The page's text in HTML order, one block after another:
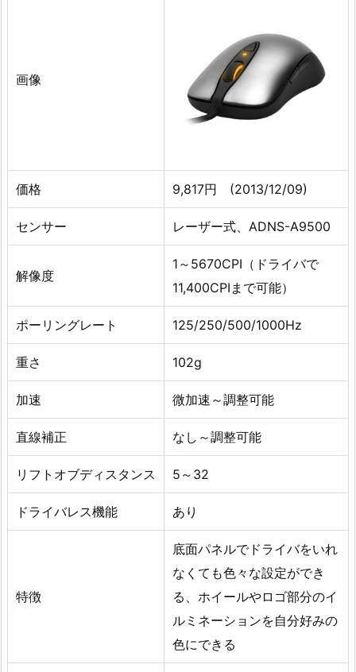
画像
価格 9,817円 (2013/12/09)
センサー レーザー式、ADNS-A9500
解像度
1～5670CPI（ドライバで
11,400CPIまで可能）
ポーリングレート 125/250/500/1000Hz
重さ 102g
加速 微加速～調整可能
直線補正 なし～調整可能
リフトオブディスタンス 5～32
ドライバレス機能 あり
特徴
底面パネルでドライバをいれ
なくても色々な設定ができ
る、ホイールやロゴ部分のイ
ルミネーションを自分好みの
色にできる